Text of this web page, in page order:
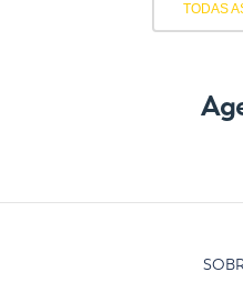
TODAS